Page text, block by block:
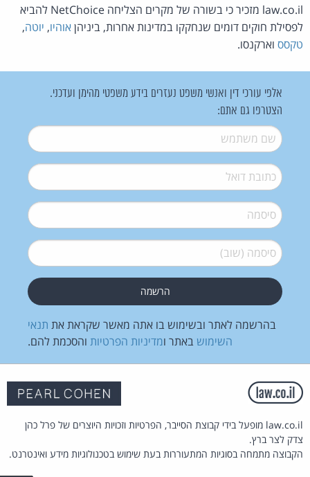
law.co.il מזכיר כי בשורה של מקרים הצליחה NetChoice להביא
לפסילת חוקים דומים שנחקקו במדינות אחרות, ביניהןאוהיו, יוטה,
טקסס וארקנסו.
אלפי עורכי דין ואנשי משפט נעזרים בידע משפטי מהימן ועדכני.
הצטרפו גם אתם:
שם משתמש*
דואל*
סיסמה*
סיסמה (שוב)*
בהרשמה לאתר ובשימוש בו אתה מאשר שקראת את תנאי
השימוש באתר ומדיניות הפרטיות והסכמת להם.
law.co.il מופעל בידי קבוצת הסייבר, הפרטיות וזכויות היוצרים של פרל כהן
צדק לצר ברץ.
הקבוצה מתמחה בסוגיות המתעוררות בעת שימוש בטכנולוגיות מידע ואינטרנט.